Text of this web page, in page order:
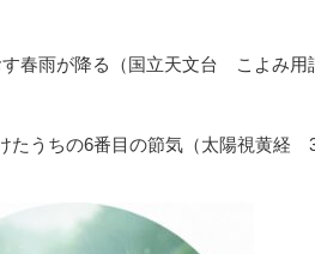
春雨が降る（国立天文台 こよみ用
たうちの6番目の節気（太陽視黄経